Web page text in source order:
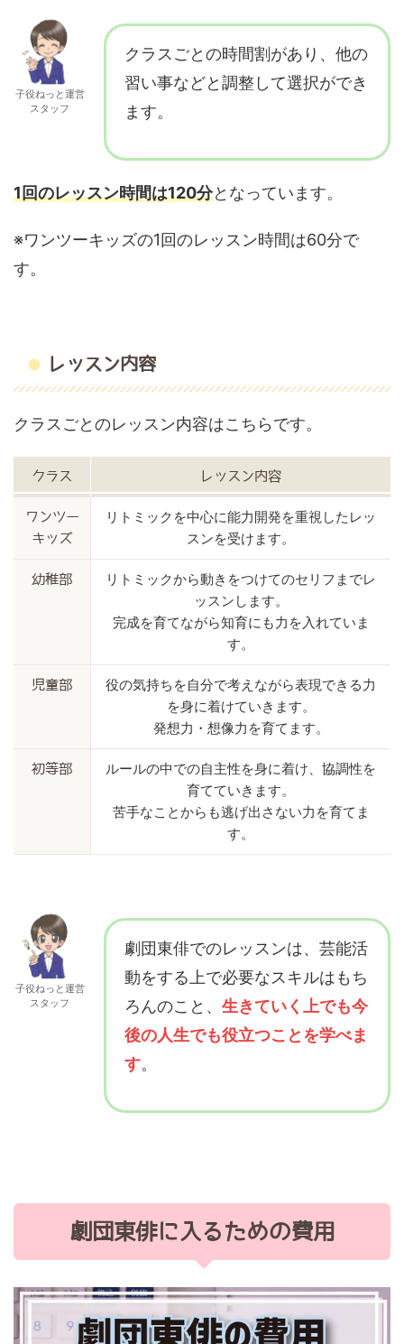
子役ねっと運営
スタッフ
クラスごとの時間割があり、他の
習い事などと調整して選択ができ
ます。
1回のレッスン時間は120分となっています。
※ワンツーキッズの1回のレッスン時間は60分で
す。
レッスン内容
クラスごとのレッスン内容はこちらです。
クラス レッスン内容
ワンツー
キッズ
リトミックを中心に能力開発を重視したレッ
スンを受けます。
幼稚部
リトミックから動きをつけてのセリフまでレ
ッスンします。
完成を育てながら知育にも力を入れていま
す。
児童部
役の気持ちを自分で考えながら表現できる力
を身に着けていきます。
発想力・想像力を育てます。
初等部
ルールの中での自主性を身に着け、協調性を
育てていきます。
苦手なことからも逃げ出さない力を育てま
す。
子役ねっと運営
スタッフ
劇団東俳でのレッスンは、芸能活
動をする上で必要なスキルはもち
ろんのこと、 生きていく上でも今
後の人生でも役立つことを学べま
す。
劇団東俳に入るための費用